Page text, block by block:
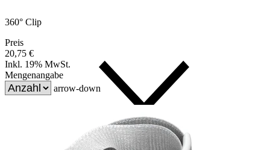
360° Clip
Preis
20,75 €
Inkl. 19% MwSt.
Mengenangabe
arrow-down